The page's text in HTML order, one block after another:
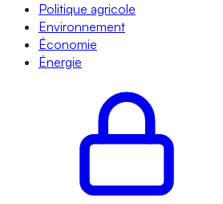
Politique agricole
Environnement
Économie
Énergie